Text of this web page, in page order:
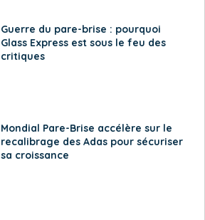
Guerre du pare-brise : pourquoi
Glass Express est sous le feu des
critiques
Mondial Pare-Brise accélère sur le
recalibrage des Adas pour sécuriser
sa croissance